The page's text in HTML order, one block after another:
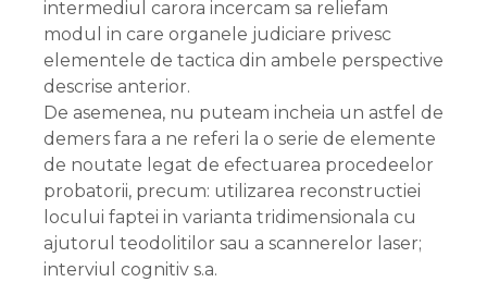
intermediul carora incercam sa reliefam
modul in care organele judiciare privesc
elementele de tactica din ambele perspective
descrise anterior.
De asemenea, nu puteam incheia un astfel de
demers fara a ne referi la o serie de elemente
de noutate legat de efectuarea procedeelor
probatorii, precum: utilizarea reconstructiei
locului faptei in varianta tridimensionala cu
ajutorul teodolitilor sau a scannerelor laser;
interviul cognitiv s.a.